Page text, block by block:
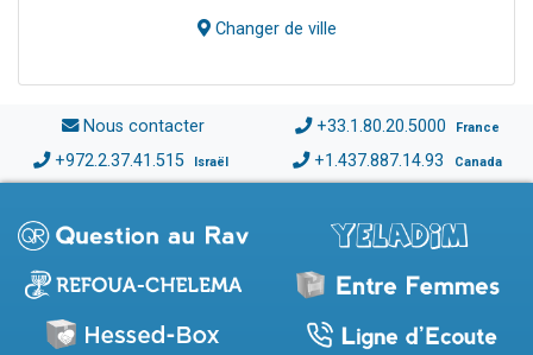
Changer de ville
Nous contacter +33.1.80.20.5000 France
+972.2.37.41.515 Israël +1.437.887.14.93 Canada